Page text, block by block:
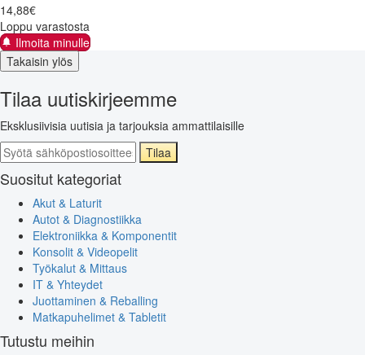
14,88€
Loppu varastosta
Ilmoita minulle
Takaisin ylös
Tilaa uutiskirjeemme
Eksklusiivisia uutisia ja tarjouksia ammattilaisille
Tilaa
Suositut kategoriat
Akut & Laturit
Autot & Diagnostiikka
Elektroniikka & Komponentit
Konsolit & Videopelit
Työkalut & Mittaus
IT & Yhteydet
Juottaminen & Reballing
Matkapuhelimet & Tabletit
Tutustu meihin